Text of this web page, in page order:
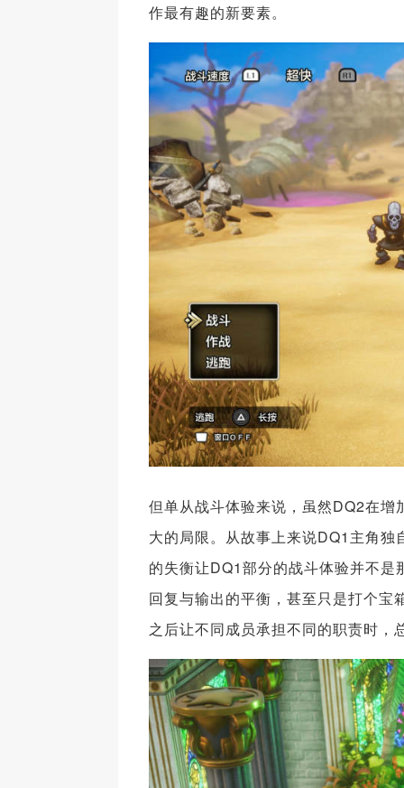
作最有趣的新要素。
但单从战斗体验来说，虽然DQ2在
大的局限。从故事上来说DQ1主角
的失衡让DQ1部分的战斗体验并不
回复与输出的平衡，甚至只是打个
之后让不同成员承担不同的职责时，